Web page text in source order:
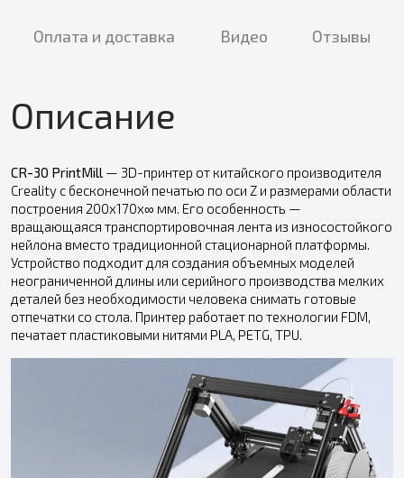
Оплата и доставка Видео Отзывы
Описание
CR-30 PrintMill — 3D-принтер от китайского производителя
Creality с бесконечной печатью по оси Z и размерами области
построения 200x170x∞ мм. Его особенность —
вращающаяся транспортировочная лента из износостойкого
нейлона вместо традиционной стационарной платформы.
Устройство подходит для создания объемных моделей
неограниченной длины или серийного производства мелких
деталей без необходимости человека снимать готовые
отпечатки со стола. Принтер работает по технологии FDM,
печатает пластиковыми нитями PLA, PETG, TPU.